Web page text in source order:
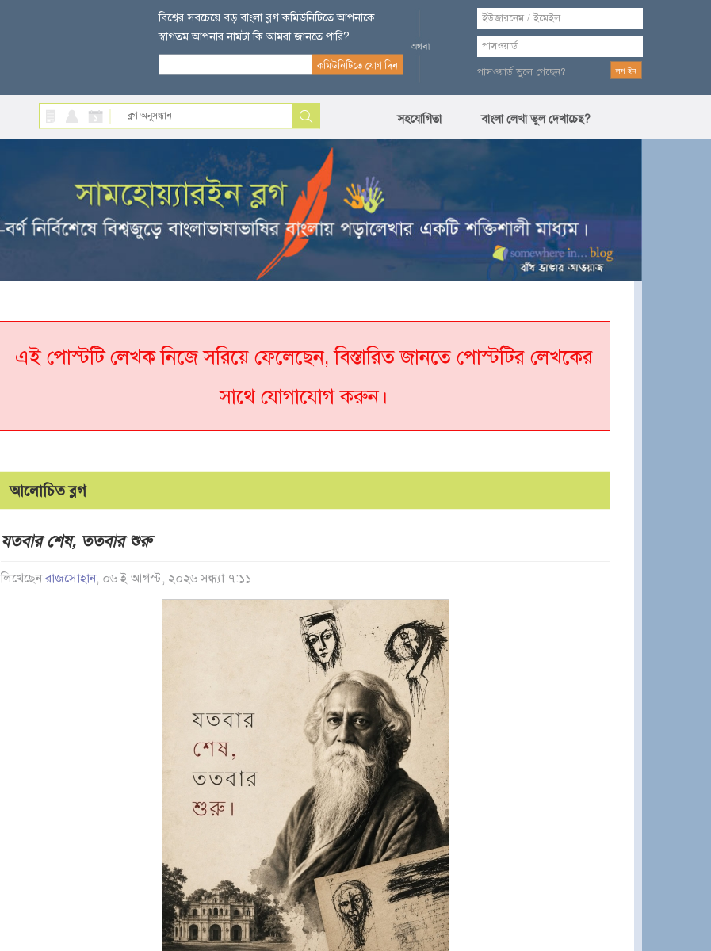
বিশ্বের সবচেয়ে বড় বাংলা ব্লগ কমিউনিটিতে আপনাকে
স্বাগতম আপনার নামটা কি আমরা জানতে পারি?
পাসওয়ার্ড ভুলে গেছেন?
সহযোগিতা বাংলা লেখা ভুল দেখাচেছ?
এই পোস্টটি লেখক নিজে সরিয়ে ফেলেছেন, বিস্তারিত জানতে পোস্টটির লেখকের
সাথে যোগাযোগ করুন।
আলোচিত ব্লগ
যতবার শেষ, ততবার শুরু
লিখেছেনরাজসোহান, ০৬ ই আগস্ট, ২০২৬ সন্ধ্যা ৭:১১